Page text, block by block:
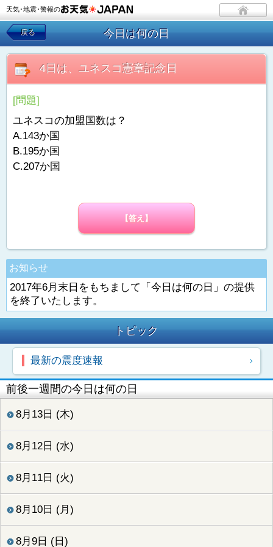
天気･地震･警報の
戻る 今日は何の日
4日は、ユネスコ憲章記念日
[問題]
ユネスコの加盟国数は？
A.143か国
B.195か国
C.207か国
【答え】
お知らせ
2017年6月末日をもちまして「今日は何の日」の提供
を終了いたします。
トピック
最新の震度速報
前後一週間の今日は何の日
8月13日 (木)
8月12日 (水)
8月11日 (火)
8月10日 (月)
8月9日 (日)